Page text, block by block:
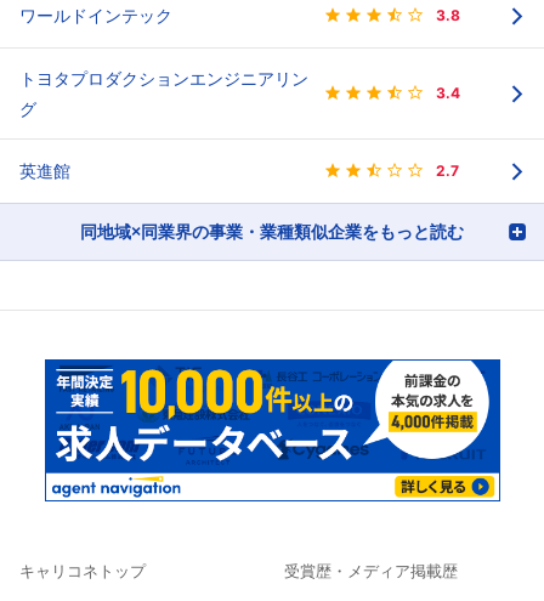
ワールドインテック 3.8
トヨタプロダクションエンジニアリン
グ
3.4
英進館 2.7
同地域×同業界の事業・業種類似企業をもっと読む
キャリコネトップ 受賞歴・メディア掲載歴